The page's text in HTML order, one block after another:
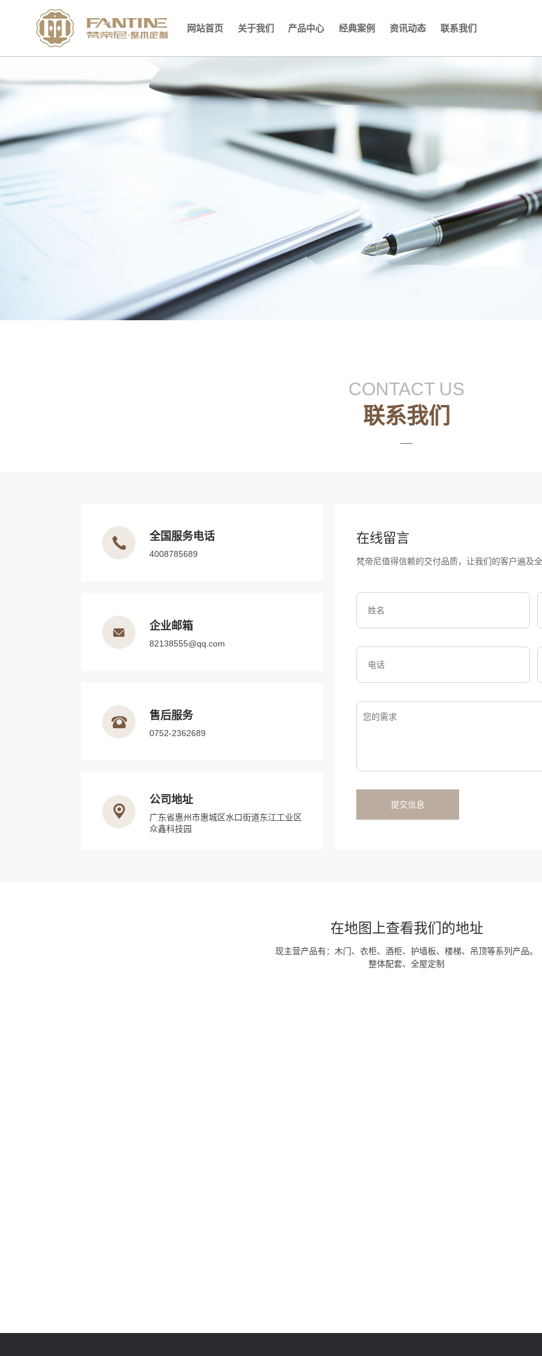
网站首页 关于我们 产品中心 经典案例 资讯动态 联系我们
CONTACT US
联系我们
全国服务电话
4008785689
企业邮箱
82138555@qq.com
售后服务
0752-2362689
公司地址
广东省惠州市惠城区水口街道东江工业区
众鑫科技园
在线留言
梵帝尼值得信赖的交付品质，让我们的客户遍及
在地图上查看我们的地址
现主营产品有：木门、衣柜、酒柜、护墙板、楼梯、吊顶等系列产品。
整体配套、全屋定制